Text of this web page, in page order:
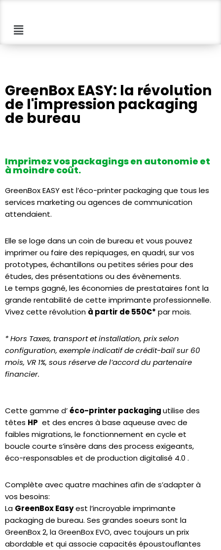
Aller
GreenBox EASY: la révolution
de l'impression packaging
de bureau
Imprimez vos packagings en autonomie et
à moindre coût.
GreenBox EASY est l’éco-printer packaging que tous les
services marketing ou agences de communication
attendaient.
Elle se loge dans un coin de bureau et vous pouvez
imprimer ou faire des repiquages, en quadri, sur vos
prototypes, échantillons ou petites séries pour des
études, des présentations ou des évènements.
Le temps gagné, les économies de prestataires font la
grande rentabilité de cette imprimante professionnelle.
Vivez cette révolution à partir de 550€* par mois.
* Hors Taxes, transport et installation, prix selon
configuration, exemple indicatif de crédit-bail sur 60
mois, VR 1%, sous réserve de l’accord du partenaire
financier.
Cette gamme d’éco-printer packagingutilise des
têtes HP et des encres à base aqueuse avec de
faibles migrations, le fonctionnement en cycle et
boucle courte s’insère dans des process exigeants,
éco-responsables et de production digitalisé 4.0 .
Complète avec quatre machines afin de s’adapter à
vos besoins:
La GreenBox Easyest l’incroyable imprimante
packaging de bureau. Ses grandes soeurs sont la
GreenBox 2, la GreenBox EVO, avec toujours un prix
abordable et qui associe capacités époustouflantes